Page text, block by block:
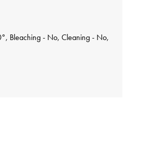
Bleaching - No, Cleaning - No,